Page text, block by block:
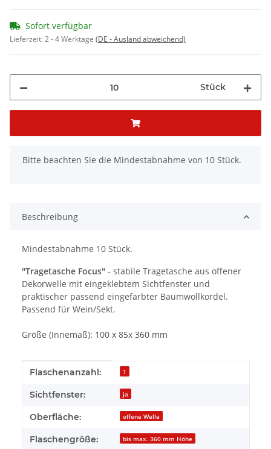
Sofort verfügbar
Lieferzeit:2 - 4 Werktage (DE - Ausland abweichend)
Stück
x
Bitte beachten Sie die Mindestabnahme von 10 Stück.
Beschreibung
Mindestabnahme 10 Stück.
"Tragetasche Focus" - stabile Tragetasche aus offener
Dekorwelle mit eingeklebtem Sichtfenster und
praktischer passend eingefärbter Baumwollkordel.
Passend für Wein/Sekt.
Größe (Innemaß): 100 x 85x 360 mm
Produkteigenschaft
Wert
Flaschenanzahl: 1
Sichtfenster: ja
Oberfläche: offene Welle
Flaschengröße: bis max. 360 mm Höhe